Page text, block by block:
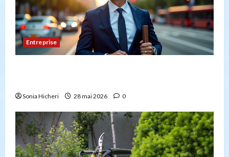
Entreprise
Sonia Hicheri 28 mai 2026 0